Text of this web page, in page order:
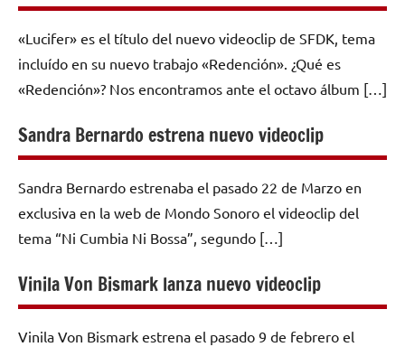
«Lucifer» es el título del nuevo videoclip de SFDK, tema
incluído en su nuevo trabajo «Redención». ¿Qué es
«Redención»? Nos encontramos ante el octavo álbum […]
Sandra Bernardo estrena nuevo videoclip
Sandra Bernardo estrenaba el pasado 22 de Marzo en
exclusiva en la web de Mondo Sonoro el videoclip del
tema “Ni Cumbia Ni Bossa”, segundo […]
Vinila Von Bismark lanza nuevo videoclip
Vinila Von Bismark estrena el pasado 9 de febrero el